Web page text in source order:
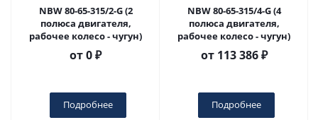
NBW 80-65-315/2-G (2
полюса двигателя,
рабочее колесо - чугун)
от0 ₽
Подробнее
NBW 80-65-315/4-G (4
полюса двигателя,
рабочее колесо - чугун)
от 113 386 ₽
Подробнее